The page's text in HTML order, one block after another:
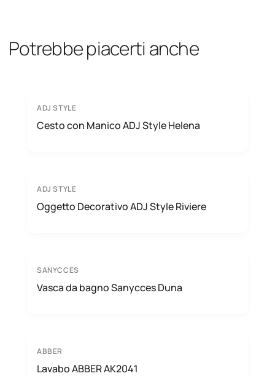
Potrebbe piacerti anche
ADJ STYLE
Cesto con Manico ADJ Style Helena
ADJ STYLE
Oggetto Decorativo ADJ Style Riviere
SANYCCES
Vasca da bagno Sanycces Duna
ABBER
Lavabo ABBER AK2041